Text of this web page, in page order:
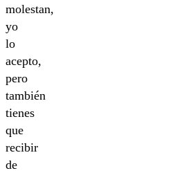
molestan,
yo
lo
acepto,
pero
también
tienes
que
recibir
de